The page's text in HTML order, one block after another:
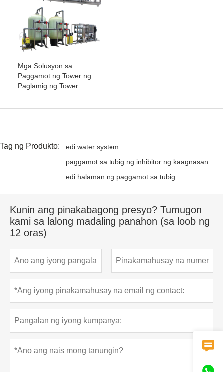
Mga Solusyon sa
Paggamot ng Tower ng
Paglamig ng Tower
Tag ng Produkto:
edi water system
paggamot sa tubig ng inhibitor ng kaagnasan
edi halaman ng paggamot sa tubig
Kunin ang pinakabagong presyo? Tumugon
kami sa lalong madaling panahon (sa loob ng
12 oras)
